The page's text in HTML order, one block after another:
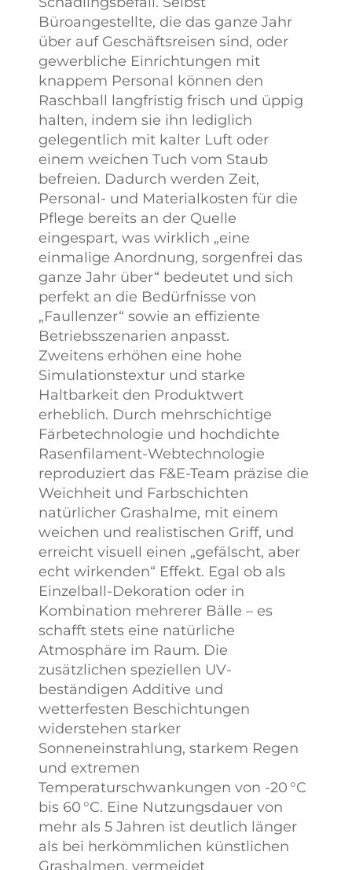
Büroangestellte, die das ganze Jahr
über auf Geschäftsreisen sind, oder
gewerbliche Einrichtungen mit
knappem Personal können den
Raschball langfristig frisch und üppig
halten, indem sie ihn lediglich
gelegentlich mit kalter Luft oder
einem weichen Tuch vom Staub
befreien. Dadurch werden Zeit,
Personal- und Materialkosten für die
Pflege bereits an der Quelle
eingespart, was wirklich „eine
einmalige Anordnung, sorgenfrei das
ganze Jahr über“ bedeutet und sich
perfekt an die Bedürfnisse von
„Faullenzer“ sowie an effiziente
Betriebsszenarien anpasst.
Zweitens erhöhen eine hohe
Simulationstextur und starke
Haltbarkeit den Produktwert
erheblich. Durch mehrschichtige
Färbetechnologie und hochdichte
Rasenfilament-Webtechnologie
reproduziert das F&E-Team präzise die
Weichheit und Farbschichten
natürlicher Grashalme, mit einem
weichen und realistischen Griff, und
erreicht visuell einen „gefälscht, aber
echt wirkenden“ Effekt. Egal ob als
Einzelball-Dekoration oder in
Kombination mehrerer Bälle – es
schafft stets eine natürliche
Atmosphäre im Raum. Die
zusätzlichen speziellen UV-
beständigen Additive und
wetterfesten Beschichtungen
widerstehen starker
Sonneneinstrahlung, starkem Regen
und extremen
Temperaturschwankungen von -20 °C
bis 60 °C. Eine Nutzungsdauer von
mehr als 5 Jahren ist deutlich länger
als bei herkömmlichen künstlichen
Grashalmen, vermeidet